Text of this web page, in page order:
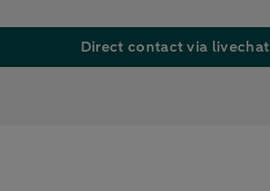
Direct contact via livechat